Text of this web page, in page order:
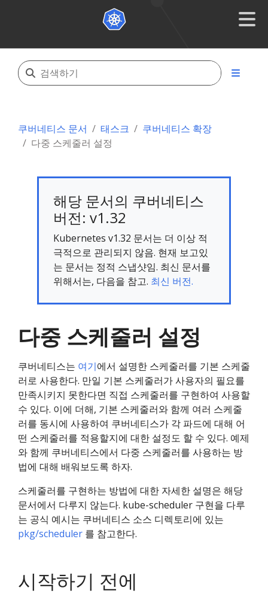
쿠버네티스 문서 태스크
쿠버네티스 확장
다중 스케줄러 설정
해당 문서의 쿠버네티스
버전: v1.32
Kubernetes v1.32 문서는 더 이상 적
극적으로 관리되지 않음. 현재 보고있
는 문서는 정적 스냅샷임. 최신 문서를
위해서는, 다음을 참고. 최신 버전.
다중 스케줄러 설정
쿠버네티스는 여기에서 설명한 스케줄러를 기본 스케줄
러로 사용한다. 만일 기본 스케줄러가 사용자의 필요를
만족시키지 못한다면 직접 스케줄러를 구현하여 사용할
수 있다. 이에 더해, 기본 스케줄러와 함께 여러 스케줄
러를 동시에 사용하여 쿠버네티스가 각 파드에 대해 어
떤 스케줄러를 적용할지에 대한 설정도 할 수 있다. 예제
와 함께 쿠버네티스에서 다중 스케줄러를 사용하는 방
법에 대해 배워보도록 하자.
스케줄러를 구현하는 방법에 대한 자세한 설명은 해당
문서에서 다루지 않는다. kube-scheduler 구현을 다루
는 공식 예시는 쿠버네티스 소스 디렉토리에 있는
pkg/scheduler 를 참고한다.
시작하기 전에